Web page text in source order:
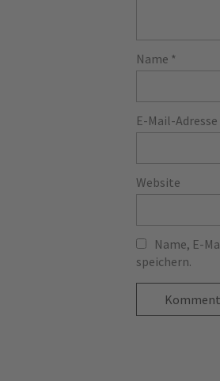
Name *
E-Mail-Adresse
Website
Name, E-
speichern.